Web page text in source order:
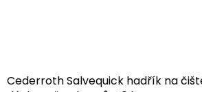
Cederroth Salvequick hadřík na